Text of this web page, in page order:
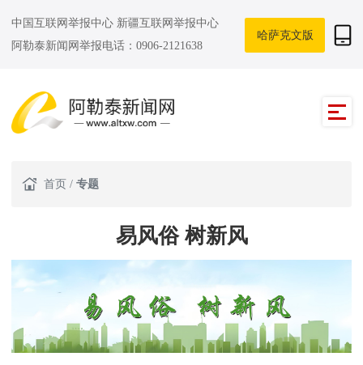
中国互联网举报中心 新疆互联网举报中心
阿勒泰新闻网举报电话：0906-2121638
哈萨克文版
首页 / 专题
易风俗 树新风